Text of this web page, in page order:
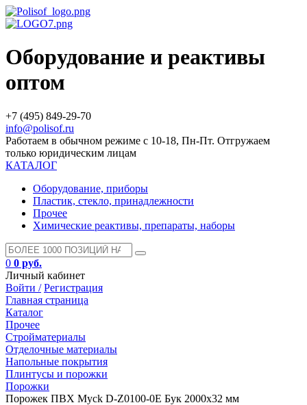
Оборудование и реактивы
оптом
+7 (495) 849-29-70
info@polisof.ru
Работаем в обычном режиме с 10-18, Пн-Пт. Отгружаем
только юридическим лицам
КАТАЛОГ
Оборудование, приборы
Пластик, стекло, принадлежности
Прочее
Химические реактивы, препараты, наборы
0 0 руб.
Личный кабинет
Войти / Регистрация
Главная страница
Каталог
Прочее
Стройматериалы
Отделочные материалы
Напольные покрытия
Плинтусы и порожки
Порожки
Порожек ПВХ Myck D-Z0100-0Е Бук 2000х32 мм